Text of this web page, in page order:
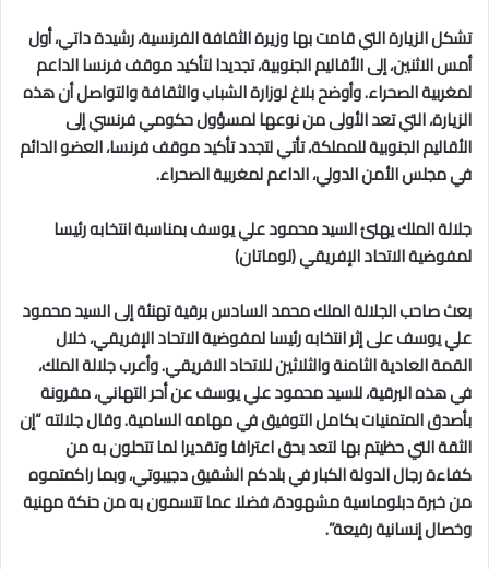
تشكل الزيارة التي قامت بها وزيرة الثقافة الفرنسية، رشيدة داتي، أول
أمس الاثنين، إلى الأقاليم الجنوبية، تجديدا لتأكيد موقف فرنسا الداعم
لمغربية الصحراء. وأوضح بلاغ لوزارة الشباب والثقافة والتواصل أن هذه
الزيارة، التي تعد الأولى من نوعها لمسؤول حكومي فرنسي إلى
الأقاليم الجنوبية للمملكة، تأتي لتجدد تأكيد موقف فرنسا، العضو الدائم
في مجلس الأمن الدولي، الداعم لمغربية الصحراء.
جلالة الملك يهنئ السيد محمود علي يوسف بمناسبة انتخابه رئيسا
لمفوضية الاتحاد الإفريقي (لوماتان)
بعث صاحب الجلالة الملك محمد السادس برقية تهنئة إلى السيد محمود
علي يوسف على إثر انتخابه رئيسا لمفوضية الاتحاد الإفريقي، خلال
القمة العادية الثامنة والثلاثين للاتحاد الافريقي. وأعرب جلالة الملك،
في هذه البرقية، للسيد محمود علي يوسف عن أحر التهاني، مقرونة
بأصدق المتمنيات بكامل التوفيق في مهامه السامية. وقال جلالته “إن
الثقة التي حظيتم بها لتعد بحق اعترافا وتقديرا لما تتحلون به من
كفاءة رجال الدولة الكبار في بلدكم الشقيق دجيبوتي، وبما راكمتموه
من خبرة دبلوماسية مشهودة، فضلا عما تتسمون به من حنكة مهنية
وخصال إنسانية رفيعة”.